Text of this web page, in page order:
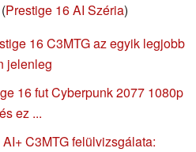
Prestige 16 AI Széria)
16 C3MTG az egyik legjobb
jelenleg
16 fut Cyberpunk 2077 1080p
ez ...
C3MTG felülvizsgálata: